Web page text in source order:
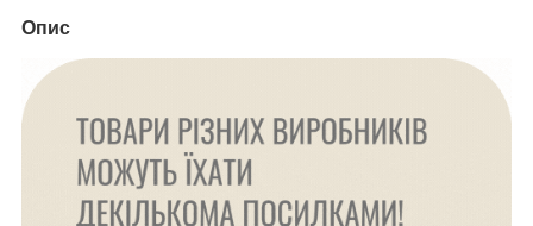
Опис